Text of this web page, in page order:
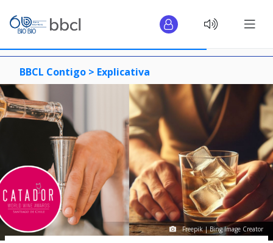
BBCL Contigo > Explicativa
Freepik | Bing Image Creator